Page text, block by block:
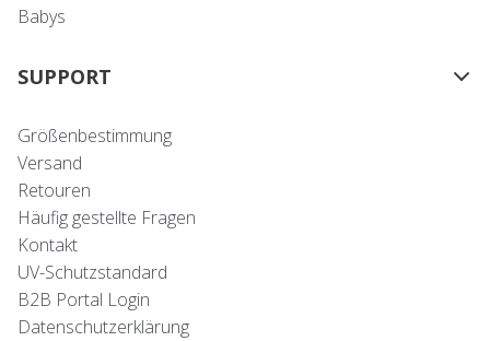
Babys
SUPPORT
Größenbestimmung
Versand
Retouren
Häufig gestellte Fragen
Kontakt
UV-Schutzstandard
B2B Portal Login
Datenschutzerklärung